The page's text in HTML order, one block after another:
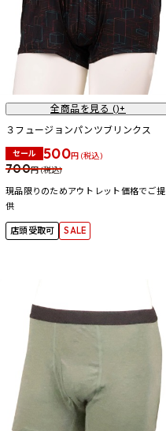
全商品を見る ()+
３フュージョンパンツブリンクス
セール 500円 (税込)
700円 (税込)
現品限りのためアウトレット価格でご提
供
店頭受取可 SALE